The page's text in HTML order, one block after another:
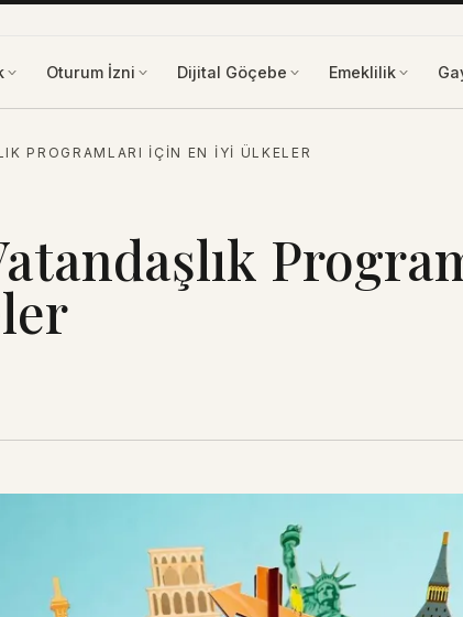
Oturum İzni Dijital Göçebe Emeklilik
PROGRAMLARI IÇIN EN İYI ÜLKELER